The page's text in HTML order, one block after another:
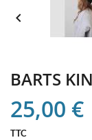

BARTS
25,00 €
TTC